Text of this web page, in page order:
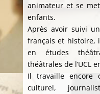
animateur et se
enfants.
Après avoir suivi
français et histoire,
en études
théâtrales de l’UCL
Il travaille encore
culturel,